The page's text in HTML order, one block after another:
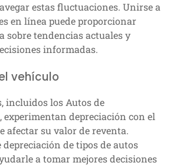
estas fluctuaciones. Unirse a
en línea puede proporcionar
sobre tendencias actuales y
informadas.
vehículo
incluidos los Autos de
depreciación con el
afectar su valor de reventa.
de tipos de autos
a tomar mejores decisiones